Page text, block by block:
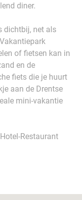
diner.
dichtbij, net als
of fietsen kan in
en de
fiets die je huurt
aan de Drentse
mini-vakantie
Restaurant